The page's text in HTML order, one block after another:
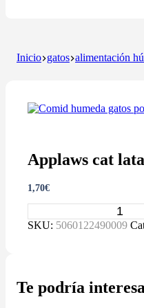
Inicio gatos alimentación
Applaws cat
1,70€
cat
cantidad
SKU: 5060122490009
Te podría